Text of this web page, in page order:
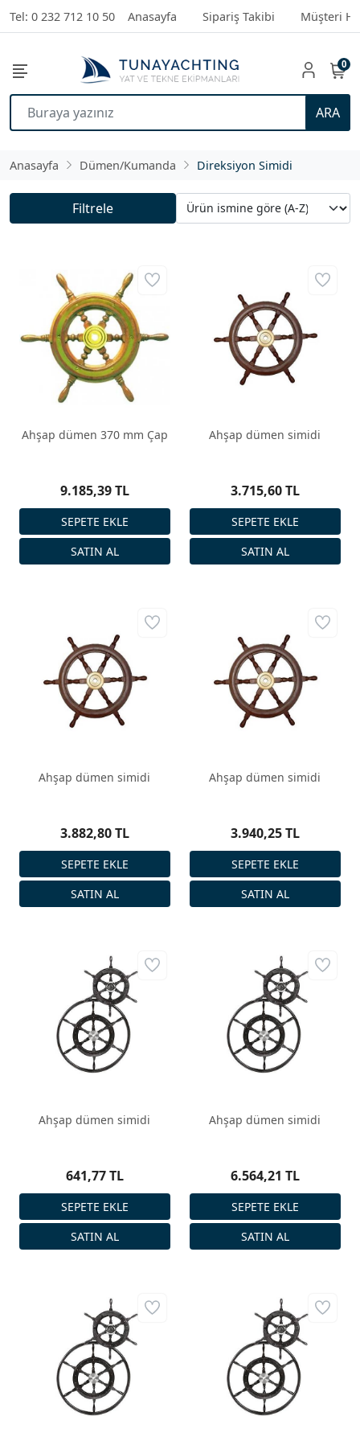
Tel: 0 232 712 10 50 Anasayfa Sipariş Takibi Müşteri
ARA
0
Anasayfa Dümen/Kumanda Direksiyon Simidi
Filtrele
Ahşap dümen 370 mm Çap
9.185,39 TL
Ahşap dümen simidi
3.715,60 TL
Ahşap dümen simidi
3.882,80 TL
Ahşap dümen simidi
3.940,25 TL
Ahşap dümen simidi
641,77 TL
Ahşap dümen simidi
6.564,21 TL